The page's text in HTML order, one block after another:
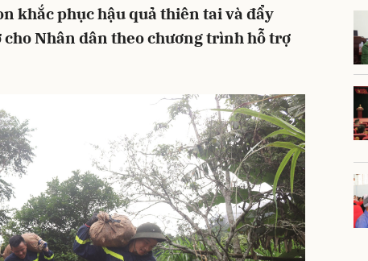
khắc phục hậu quả thiên tai và đẩy
Nhân dân theo chương trình hỗ trợ